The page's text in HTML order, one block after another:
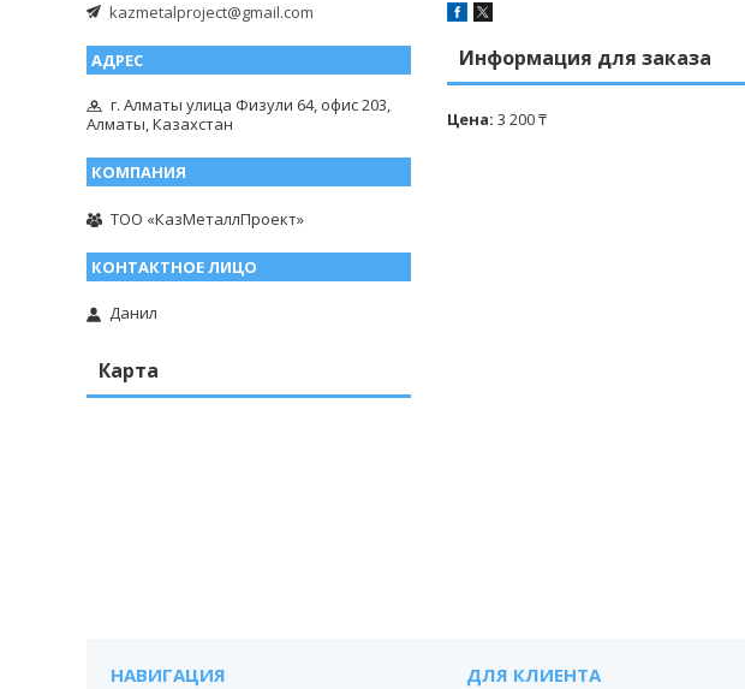
Информация для заказа
Цена: 3 200 ₸
kazmetalproject@gmail.com
г. Алматы улица Физули 64, офис 203,
Алматы, Казахстан
ТОО «КазМеталлПроект»
Данил
Карта
НАВИГАЦИЯ ДЛЯ КЛИЕНТА